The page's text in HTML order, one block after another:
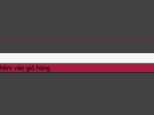
vào giỏ hàng